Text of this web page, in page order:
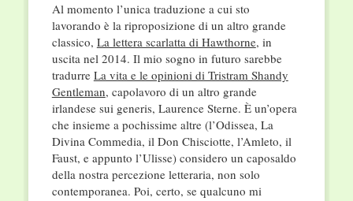
Al momento l’unica traduzione a cui sto
lavorando è la riproposizione di un altro grande
classico, La lettera scarlatta di Hawthorne, in
uscita nel 2014. Il mio sogno in futuro sarebbe
tradurre La vita e le opinioni di Tristram Shandy
Gentleman, capolavoro di un altro grande
irlandese sui generis, Laurence Sterne. È un’opera
che insieme a pochissime altre (l’Odissea, La
Divina Commedia, il Don Chisciotte, l’Amleto, il
Faust, e appunto l’Ulisse) considero un caposaldo
della nostra percezione letteraria, non solo
contemporanea. Poi, certo, se qualcuno mi